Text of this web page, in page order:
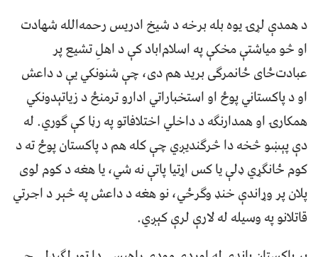
د همدې لړۍ یوه بله برخه د شیخ ادریس رحمه‌الله شهادت
او څو میاشتې مخکې په اسلام‌اباد کې د اهلِ تشیع پر
عبادت‌ځای ځانمرګی برید هم دی، چې شنونکي یې د داعش
او د پاکستاني پوځ او استخباراتي ادارو ترمنځ د زیاتېدونکي
همکارۍ او همدارنګه د داخلي اختلافاتو په رڼا کې ګوري. له
دې پېښو څخه دا څرګندیږي چې کله هم د پاکستان پوځ ته د
کوم ځانګړي ډلې یا کس اړتیا پاتې نه شي، یا هغه د کوم لوی
پلان پر وړاندې خنډ وګرځي، نو هغه د داعش په څېر د اجرتي
قاتلانو په وسیله له لارې لرې کېږي.